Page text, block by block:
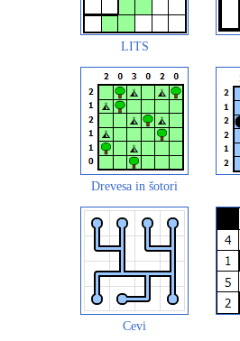
LITS
Drevesa in šotori
Cevi